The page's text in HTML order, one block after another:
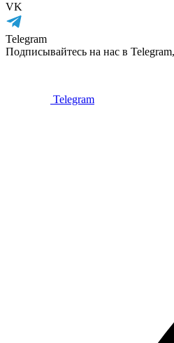
VK
Telegram
Подписывайтесь на нас в
Telegram